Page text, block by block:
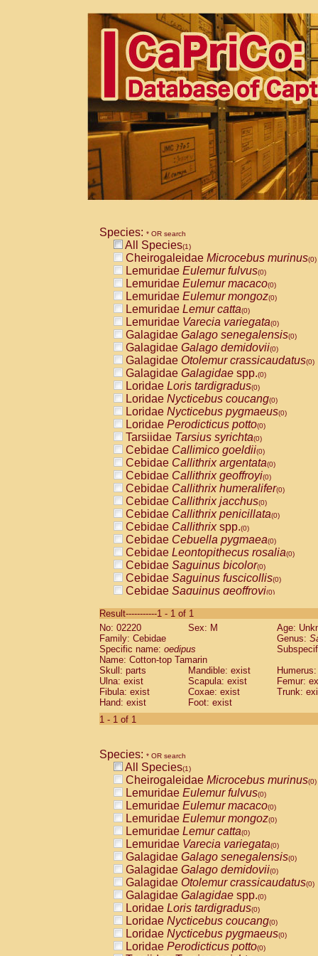
Species: * OR search
All Species(1)
Cheirogaleidae Microcebus murinus(0)
Lemuridae Eulemur fulvus(0)
Lemuridae Eulemur macaco(0)
Lemuridae Eulemur mongoz(0)
Lemuridae Lemur catta(0)
Lemuridae Varecia variegata(0)
Galagidae Galago senegalensis(0)
Galagidae Galago demidovii(0)
Galagidae Otolemur crassicaudatus(0)
Galagidae Galagidae spp.(0)
Loridae Loris tardigradus(0)
Loridae Nycticebus coucang(0)
Loridae Nycticebus pygmaeus(0)
Loridae Perodicticus potto(0)
Tarsiidae Tarsius syrichta(0)
Cebidae Callimico goeldii(0)
Cebidae Callithrix argentata(0)
Cebidae Callithrix geoffroyi(0)
Cebidae Callithrix humeralifer(0)
Cebidae Callithrix jacchus(0)
Cebidae Callithrix penicillata(0)
Cebidae Callithrixspp.(0)
Cebidae Cebuella pygmaea(0)
Cebidae Leontopithecus rosalia(0)
Cebidae Saguinus bicolor(0)
Cebidae Saguinus fuscicollis(0)
Cebidae Saguinus geoffroyi(0)
CebidaeSaguinus labiatus(0)
Cebidae Saguinus leucopus (0)
Cebidae
CebidaeSaguinus mystax
Cebidae Saguinus nigricollis (0)
Cebidae Saguinus oedipus
Cebidae Saguinus weddelli
Cebidae Saguinusspp.
Cebidae
CebidaeCebus capucinus
CebidaeCebus nigrivittatus
CebidaeCebus spp.(0)
CebidaeSaimiri boliviensis(0)
CebidaeSaimiri sciureus(0)
AtelidaeAlouatta caraya(0)
AtelidaeAlouatta fusca(0)
AtelidaeAlouatta seniculus(0)
AtelidaeAlouattaspp.(0)
AtelidaeAteles belzebuth(0)
AtelidaeAteles geoffroyi(0)
AtelidaeAteles paniscus(0)
AtelidaeAtelesspp.(0)
AtelidaeLagothrix lagothricha(0)
AtelidaeLagothrix lagothricha cana
PitheciidaeCacajao calvus
Result-----------1 - 1 of 1
No: 02220
Sex: M
Age:
Family: Cebidae
Genus:
Specific name: oedipus
Name: Cotton-top Tamarin
Skull: parts
Mandible: exist
Ulna: exist
Scapula: exist
Femur:
Fibula: exist
Coxae: exist
Trunk:
Hand: exist
Foot: exist
1 - 1 of 1
Species: * OR search
All Species(1)
Cheirogaleidae Microcebus murinus(0)
Lemuridae Eulemur fulvus(0)
Lemuridae Eulemur macaco(0)
Lemuridae Eulemur mongoz(0)
Lemuridae Lemur catta(0)
Lemuridae Varecia variegata(0)
Galagidae Galago senegalensis(0)
Galagidae Galago demidovii(0)
Galagidae Otolemur crassicaudatus(0)
Galagidae Galagidae spp.(0)
Loridae Loris tardigradus(0)
Loridae Nycticebus coucang(0)
Loridae Nycticebus pygmaeus(0)
Loridae Perodicticus potto(0)